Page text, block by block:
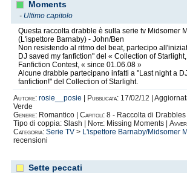
Moments
- Ultimo capitolo
Questa raccolta drabble è sulla serie tv Midsomer
(L'ispettore Barnaby) - John/Ben
Non resistendo al ritmo del beat, partecipo
DJ saved my fanfiction" del « Collection of
Fanfiction Contest, « since 01.06.08 »
Alcune drabble partecipano infatti a "Last night a
fanfiction!" del Collection of Starlight.
Autore: rosie__posie Pubblicata: 17/02/12 |
Verde
Genere: Romantico | Capitoli: 8 - Raccolta di Drabbles
Tipo di coppia: Slash |
Note: Missing Moments |
Categoria: Serie TV > L'ispettore Barnaby/Midsomer
recensioni
Sette peccati